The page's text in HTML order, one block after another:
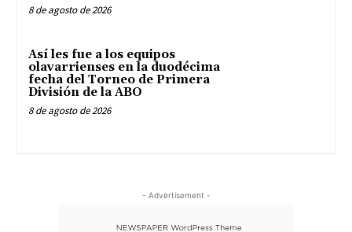
8 de agosto de 2026
Así les fue a los equipos
olavarrienses en la duodécima
fecha del Torneo de Primera
División de la ABO
8 de agosto de 2026
- Advertisement -